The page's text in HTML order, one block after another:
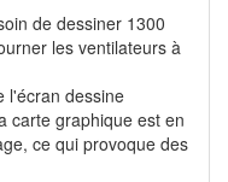
de dessiner 1300
les ventilateurs à
l'écran dessine
carte graphique est en
ce qui provoque des